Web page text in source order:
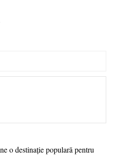
o destinație populară pentru